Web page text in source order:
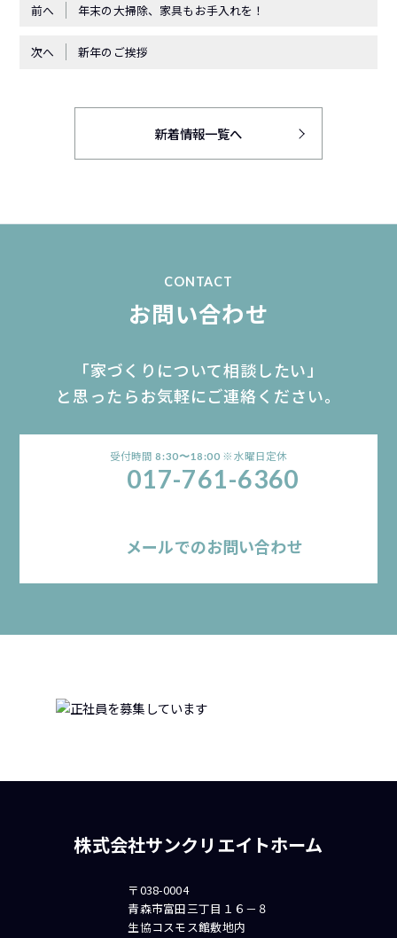
前へ 年末の大掃除、家具もお手入れを！
次へ 新年のご挨拶
新着情報一覧へ
CONTACT
お問い合わせ
「家づくりについて相談したい」
と思ったらお気軽にご連絡ください。
受付時間8:30〜18:00 ※水曜日定休
017-761-6360
メールでのお問い合わせ
株式会社サンクリエイトホーム
〒038-0004
青森市富田三丁目１６－８
生協コスモス館敷地内